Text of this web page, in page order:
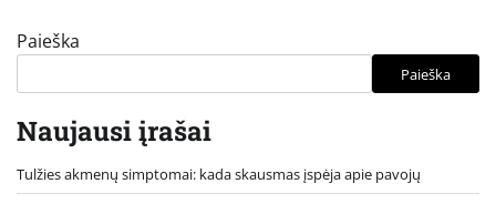
Paieška
Paieška
Naujausi įrašai
Tulžies akmenų simptomai: kada skausmas įspėja apie pavojų